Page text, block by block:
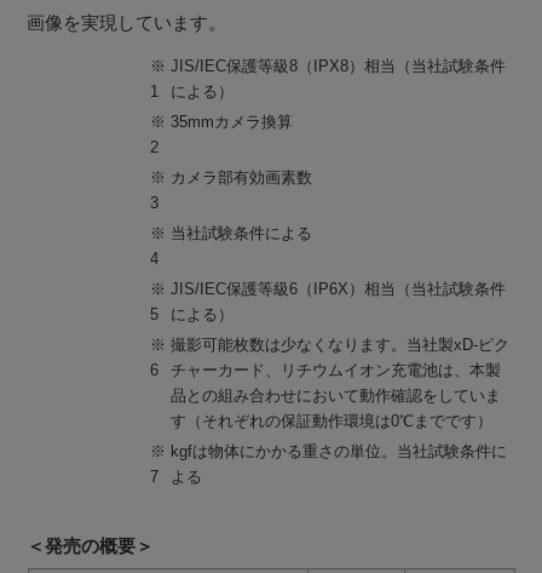
画像を実現しています。
※
1
JIS/IEC保護等級8（IPX8）相当（当社試験条件
による）
※
2
35mmカメラ換算
※
3
カメラ部有効画素数
※
4
当社試験条件による
※
5
JIS/IEC保護等級6（IP6X）相当（当社試験条件
による）
※
6
撮影可能枚数は少なくなります。当社製xD-ピク
チャーカード、リチウムイオン充電池は、本製
品との組み合わせにおいて動作確認をしていま
す（それぞれの保証動作環境は0℃までです）
※
7
kgfは物体にかかる重さの単位。当社試験条件に
よる
＜発売の概要＞